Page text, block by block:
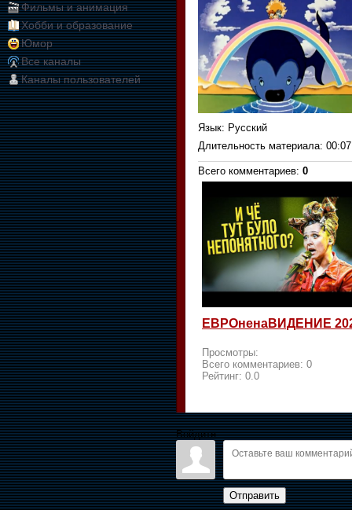
Фильмы и анимация
Хобби и образование
Юмор
Все каналы
Каналы пользователей
Язык: Русский
Длительность материала:
Всего комментариев: 0
ЕВРОненаВИДЕНИЕ
Просмотры:
Всего комментариев: 0
Рейтинг: 0.0
Войдите:
Отправить